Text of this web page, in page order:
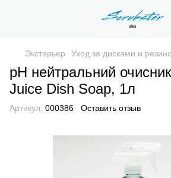
Экстерьер Уход за дисками и
pH нейтральний
Juice Dish Soap, 1л
Артикул: 000386 Оставить отзыв